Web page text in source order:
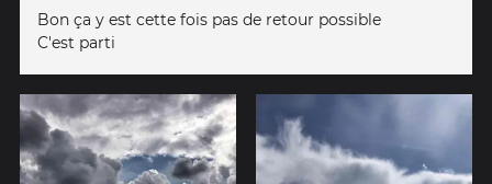
Bon ça y est cette fois pas de retour possible
C'est parti